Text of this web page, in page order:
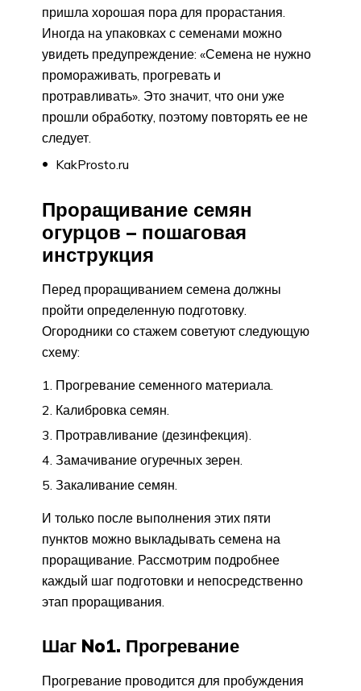
пришла хорошая пора для прорастания.
Иногда на упаковках с семенами можно
увидеть предупреждение: «Семена не нужно
промораживать, прогревать и
протравливать». Это значит, что они уже
прошли обработку, поэтому повторять ее не
следует.
KakProsto.ru
Проращивание семян
огурцов – пошаговая
инструкция
Перед проращиванием семена должны
пройти определенную подготовку.
Огородники со стажем советуют следующую
схему:
Прогревание семенного материала.
Калибровка семян.
Протравливание (дезинфекция).
Замачивание огуречных зерен.
Закаливание семян.
И только после выполнения этих пяти
пунктов можно выкладывать семена на
проращивание. Рассмотрим подробнее
каждый шаг подготовки и непосредственно
этап проращивания.
Шаг No1. Прогревание
Прогревание проводится для пробуждения